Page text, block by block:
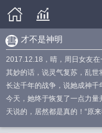
才不是神明
2017.12.18，晴，周日女友
其妙的话，说灵气复苏，乱
长达千年的战争，说她成神千
今天，她终于恢复了一点力
天说的，居然都是真的！“原